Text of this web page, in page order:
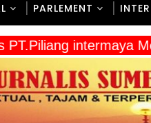
PARLEMENT
PT.Piliang intermaya